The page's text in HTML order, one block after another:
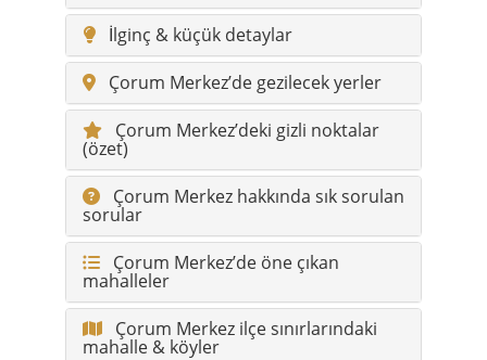
İlginç & küçük detaylar
Çorum Merkez’de gezilecek yerler
Çorum Merkez’deki gizli noktalar
(özet)
Çorum Merkez hakkında sık sorulan
sorular
Çorum Merkez’de öne çıkan
mahalleler
Çorum Merkez ilçe sınırlarındaki
mahalle & köyler